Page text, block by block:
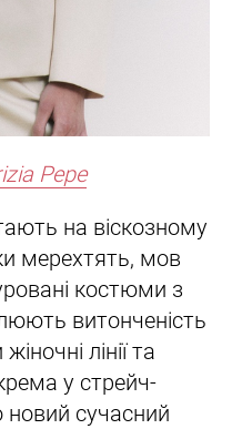
Pepe
на віскозному
мерехтять, мов
костюми з
витонченість
лінії та
у стрейч-
новий сучасний